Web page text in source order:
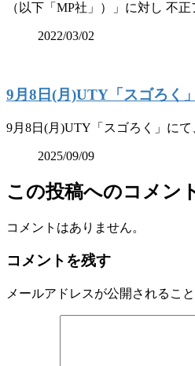
（以下「MP社」）」に対し 不
2022/03/02
9月8日(月)UTY「スゴろく
9月8日(月)UTY「スゴろく」に
2025/09/09
この投稿へのコメン
コメントはありません。
コメントを残す
メールアドレスが公開されるこ